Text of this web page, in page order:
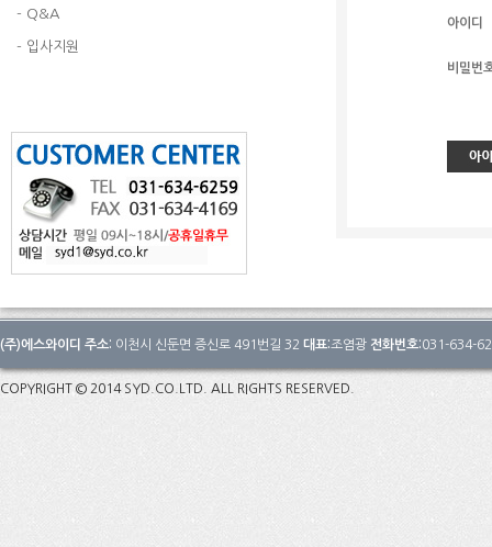
- Q&A
- 입사지원
아이디
비밀번
(주)에스와이디 주소: 이천시 신둔면 증신로 491번길 32 대표:조염광 전화번호:031-634-
COPYRIGHT © 2014 SYD.CO.LTD. ALL RIGHTS RESERVED.